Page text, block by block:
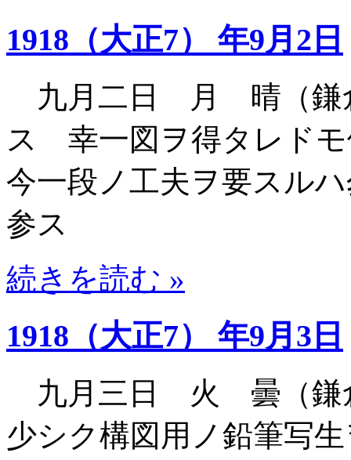
1918（大正7） 年9月2日
九月二日 月 晴（鎌
ス 幸一図ヲ得タレド
今一段ノ工夫ヲ要スル
参ス
続きを読む »
1918（大正7） 年9月3日
九月三日 火 曇（鎌
少シク構図用ノ鉛筆写